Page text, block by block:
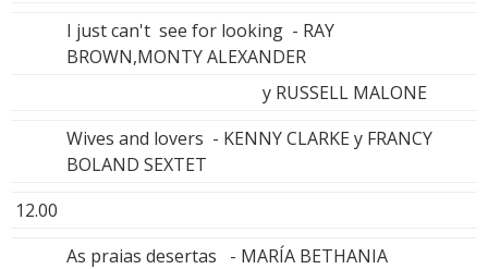
I just can't see for looking - RAY
BROWN,MONTY ALEXANDER
y RUSSELL MALONE
Wives and lovers - KENNY CLARKE y FRANCY
BOLAND SEXTET
12.00
As praias desertas - MARÍA BETHANIA